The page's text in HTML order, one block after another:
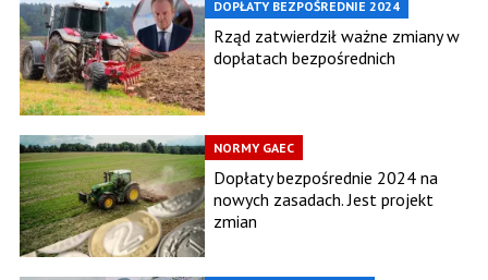
DOPŁATY BEZPOŚREDNIE 2024
Rząd zatwierdził ważne zmiany w
dopłatach bezpośrednich
NORMY GAEC
Dopłaty bezpośrednie 2024 na
nowych zasadach. Jest projekt
zmian